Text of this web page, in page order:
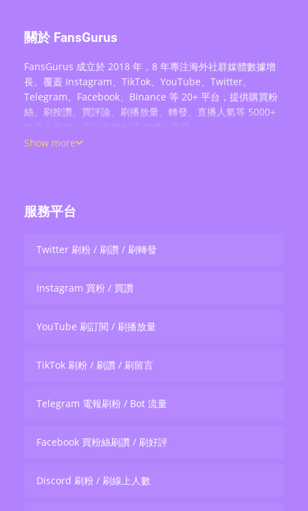
關於 FansGurus
FansGurus 成立於 2018 年，8 年專注海外社群媒體數據增
長。覆蓋 Instagram、TikTok、YouTube、Twitter、
Telegram、Facebook、Binance 等 20+ 平台，提供購買粉
絲、刷按讚、買評論、刷播放量、轉發、直播人氣等 5000+
種真人服務，累計服務全球 20萬+ 用戶。
Show more
服務平台
Twitter 刷粉 / 刷讚 / 刷轉發
Instagram 買粉 / 買讚
YouTube 刷訂閱 / 刷播放量
TikTok 刷粉 / 刷讚 / 刷留言
Telegram 電報刷粉 / Bot 流量
Facebook 買粉絲刷讚 / 刷好評
Discord 刷粉 / 刷線上人數